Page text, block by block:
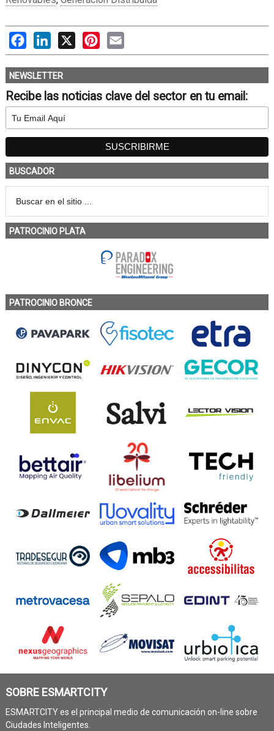
FacebookLinkedIn
X PinterestEmail
NEWSLETTER
Recibe las noticias clave del sector en tu email:
BUSCADOR
PATROCINIO PLATA
PATROCINIO BRONCE
SOBRE ESMARTCITY
ESMARTCITY es el principal medio de comunicación on-line sobre
Ciudades Inteligentes.